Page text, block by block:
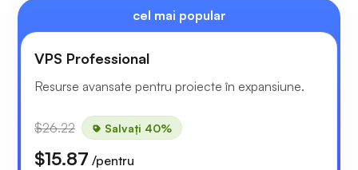
cel mai popular
VPS Professional
Resurse avansate pentru proiecte în expansiune.
$26.22 Salvați 40%
$15.87 /pentru